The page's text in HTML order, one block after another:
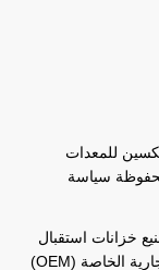
للمعدات
سياسة
خزانات استقبال
الهواء حسب الطلب مع إمكانية تصنيع العلامة التجارية الخاصة (OEM)